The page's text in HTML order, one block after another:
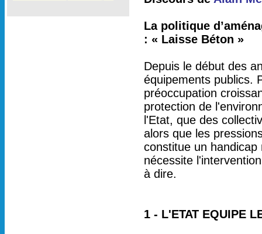
La politique
: « Laisse Béton »
Depuis le début des
équipements publics.
préoccupation
protection de
l'Etat, que des
alors que les
constitue un
nécessite
à dire.
1 - L'ETAT EQUIPE